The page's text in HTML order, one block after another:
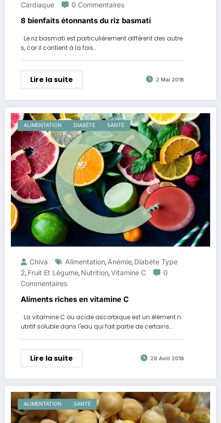
Cardiaque 0 Commentaires
8 bienfaits étonnants du riz basmati
Le riz basmati est particulièrement différent des autre
s, car il contient à la fois…
Lire la suite 2 Mai 2018
ALIMENTATION DIABÈTE SANTÉ
Chiva Alimentation, Anémie, Diabète Type
2, Fruit Et Légume, Nutrition,Vitamine C
0
Commentaires
Aliments riches en vitamine C
La vitamine C ou acide ascorbique est un élément n
utritif soluble dans l'eau qui fait partie de certains…
Lire la suite 28 Avril 2018
ALIMENTATION SANTÉ